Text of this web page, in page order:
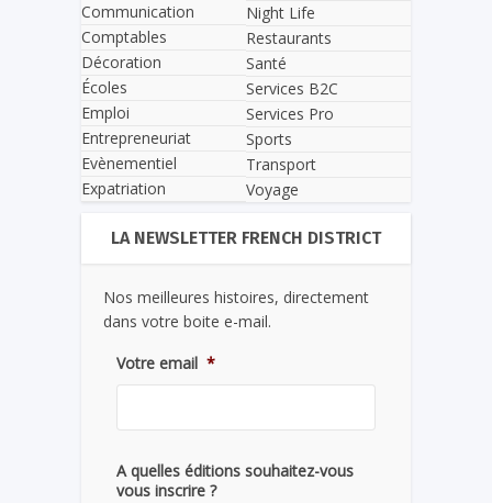
Communication
Comptables
Décoration
Écoles
Emploi
Entrepreneuriat
Evènementiel
Expatriation
Night Life
Restaurants
Santé
Services B2C
Services Pro
Sports
Transport
Voyage
LA NEWSLETTER FRENCH DISTRICT
Nos meilleures histoires, directement
dans votre boite e-mail.
Votre email *
A quelles éditions souhaitez-vous
vous inscrire ?